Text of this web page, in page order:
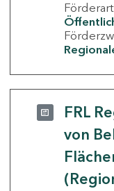
FRL
von